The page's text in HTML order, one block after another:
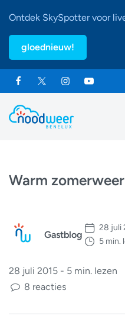
Ontdek SkySpotter voor
gloednieuw!
Warm
Gastblog
28 juli
5 min.
28 juli 2015 - 5 min. lezen
8 reacties